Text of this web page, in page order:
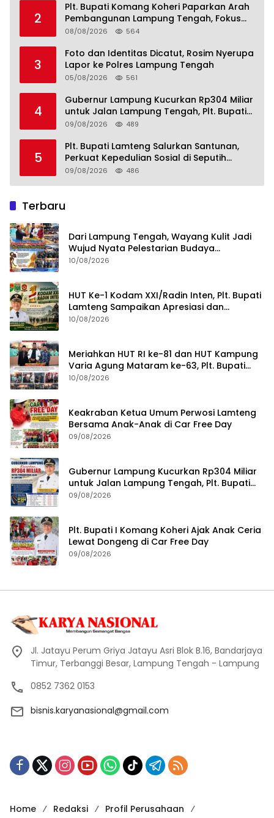
2
Plt. Bupati Komang Koheri Paparkan Arah
Pembangunan Lampung Tengah, Fokus
pada SDM, Ekonomi, Infrastruktur dan
08/08/2026 564
3
Foto dan Identitas Dicatut, Rosim Nyerupa
Lapor ke Polres Lampung Tengah
05/08/2026 561
4
Gubernur Lampung Kucurkan Rp304 Miliar
untuk Jalan Lampung Tengah, Plt. Bupati
Komang Koheri Apresiasi
09/08/2026 489
5
Plt. Bupati Lamteng Salurkan Santunan,
Perkuat Kepedulian Sosial di Seputih
Mataram
09/08/2026 486
Terbaru
Dari Lampung Tengah, Wayang Kulit Jadi
Wujud Nyata Pelestarian Budaya
Nusantara
10/08/2026
HUT Ke-1 Kodam XXI/Radin Inten, Plt. Bupati
Lamteng Sampaikan Apresiasi dan
Harapan untuk TNI
10/08/2026
Meriahkan HUT RI ke-81 dan HUT Kampung
Varia Agung Mataram ke-63, Plt. Bupati
Lampung Tengah Hadiri Pagelaran Wayang
10/08/2026
Keakraban Ketua Umum Perwosi Lamteng
Bersama Anak-Anak di Car Free Day
09/08/2026
Gubernur Lampung Kucurkan Rp304 Miliar
untuk Jalan Lampung Tengah, Plt. Bupati
Komang Koheri Apresiasi
09/08/2026
Plt. Bupati I Komang Koheri Ajak Anak Ceria
Lewat Dongeng di Car Free Day
09/08/2026
Jl. Jatayu Perum Griya Jatayu Asri Blok B.16, Bandarjaya
Timur, Terbanggi Besar, Lampung Tengah - Lampung
0852 7362 0153
bisnis.karyanasional@gmail.com
Home Redaksi Profil Perusahaan